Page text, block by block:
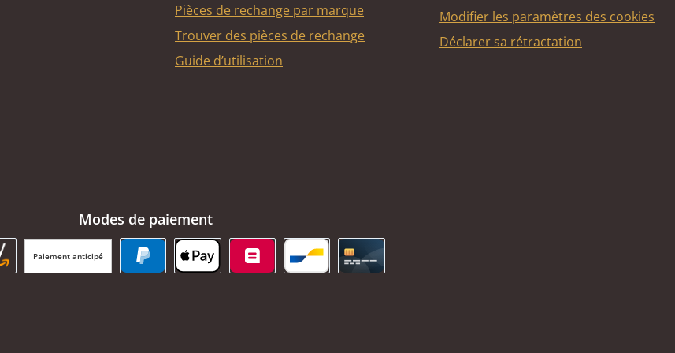
Pièces de rechange par marque
Trouver des pièces de rechange
Guide d’utilisation
Modifier les paramètres des cookies
Déclarer sa rétractation
Modes de paiement
Paiement anticipé